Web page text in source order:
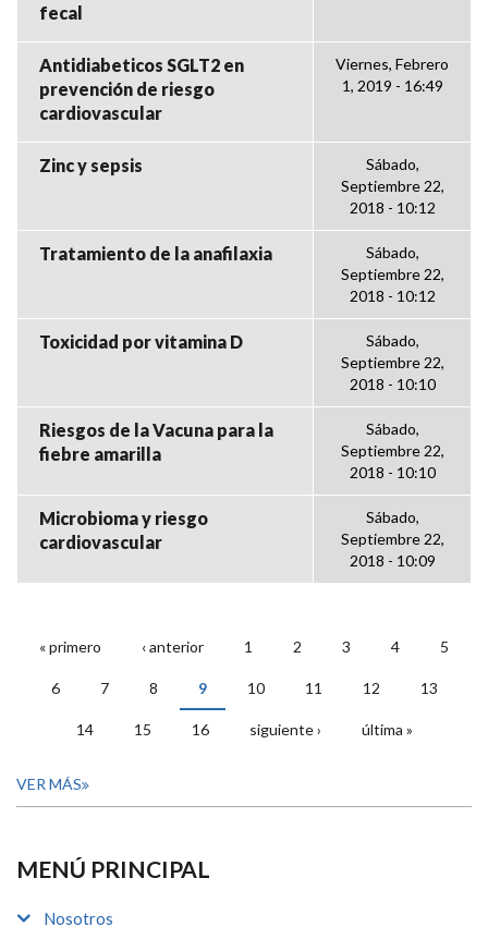
fecal
Antidiabeticos SGLT2 en
prevención de riesgo
cardiovascular
Viernes, Febrero
1, 2019 - 16:49
Zinc y sepsis
Sábado,
Septiembre 22,
2018 - 10:12
Tratamiento de la anafilaxia
Sábado,
Septiembre 22,
2018 - 10:12
Toxicidad por vitamina D
Sábado,
Septiembre 22,
2018 - 10:10
Riesgos de la Vacuna para la
fiebre amarilla
Sábado,
Septiembre 22,
2018 - 10:10
Microbioma y riesgo
cardiovascular
Sábado,
Septiembre 22,
2018 - 10:09
PÁGINAS
« primero ‹ anterior 1 2 3 4 5
6 7 8 9 10 11 12 13
14 15 16 siguiente › última »
VER MÁS
MENÚ PRINCIPAL
Nosotros